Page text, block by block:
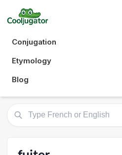
Conjugation
Etymology
Blog